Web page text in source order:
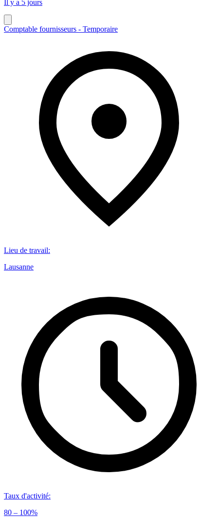
Il y a 5 jours
Comptable fournisseurs - Temporaire
Lieu de travail:
Lausanne
Taux d'activité:
80 – 100%